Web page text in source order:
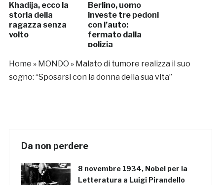
Khadija, ecco la
storia della
ragazza senza
volto
Berlino, uomo
investe tre pedoni
con l’auto:
fermato dalla
polizia
Home » MONDO » Malato di tumore realizza il suo
sogno: “Sposarsi con la donna della sua vita”
Da non perdere
8 novembre 1934, Nobel per la
Letteratura a Luigi Pirandello